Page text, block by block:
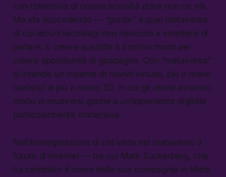
con l’obiettivo di creare scarsità dove non ce n’è.
Ma sta succedendo — “grazie” a quel metaverso
di cui alcuni tecnologi non riescono a smettere di
parlare. E creare scarsità è il primo modo per
creare opportunità di guadagno. Con “metaverso”
si intende un insieme di mondi virtuali, più o meno
realistici e più o meno 3D, in cui gli utenti avranno
modo di muoversi grazie a un’esperienza digitale
particolarmente immersiva.
Nell’immaginazione di chi vede nel metaverso il
futuro di Internet — tra cui Mark Zuckerberg, che
ha cambiato il nome della sua compagnia in Meta